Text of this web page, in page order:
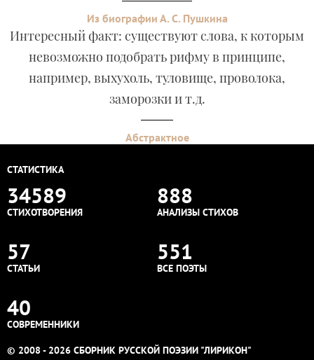
Из биографии А. С. Пушкина
Интересный факт: существуют слова, к которым
невозможно подобрать рифму в принципе,
например, выхухоль, туловище, проволока,
заморозки и т.д.
Абстрактное
СТАТИСТИКА
34589
СТИХОТВОРЕНИЯ
888
АНАЛИЗЫ СТИХОВ
57
СТАТЬИ
551
ВСЕ ПОЭТЫ
40
СОВРЕМЕННИКИ
© 2008 - 2026 СБОРНИК РУССКОЙ ПОЭЗИИ "ЛИРИКОН"